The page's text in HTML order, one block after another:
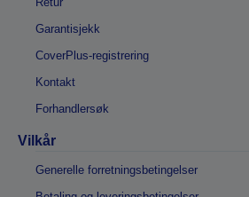
Garantisjekk
CoverPlus-registrering
Kontakt
Forhandlersøk
Vilkår
Generelle forretningsbetingelser